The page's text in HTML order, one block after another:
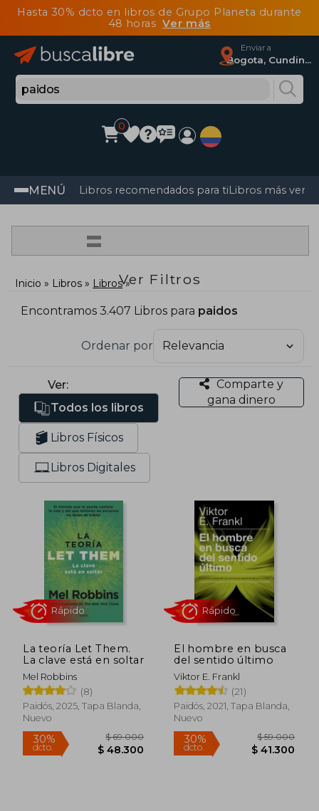
Hasta 30% dcto en libros de Grupo Planeta durante
48 horasVer más
Enviar a
Bogota, Cundinamarca
0
MENÚ Libros recomendados para tiLibros más
=
Ver Filtros
Inicio Libros Libros
Encontramos 3.407 Libros para paidos
Ordenar por
Ver:
Todos los libros
Libros Físicos
Libros Digitales
Comparte y
gana dinero
La teoría Let Them.
La clave está en soltar
Mel Robbins
(8)
Paidós, 2025, Tapa Blanda,
Nuevo
Rápido
El hombre en busca
del sentido último
Viktor E. Frankl
(21)
Paidós, 2021, Tapa Blanda,
Nuevo
Rápido